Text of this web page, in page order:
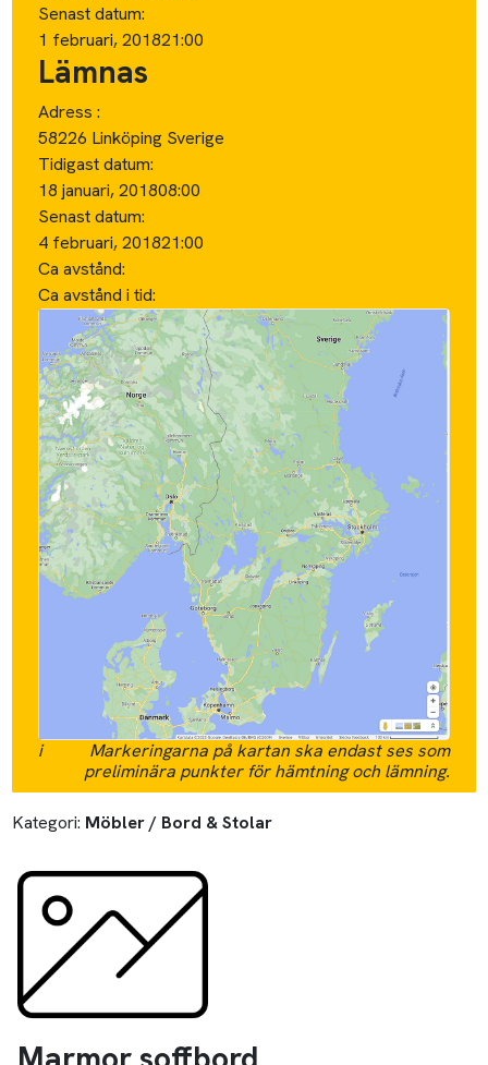
Senast datum:
1 februari, 201821:00
Lämnas
Adress :
58226 Linköping Sverige
Tidigast datum:
18 januari, 201808:00
Senast datum:
4 februari, 201821:00
Ca avstånd:
Ca avstånd i tid:
i
Markeringarna på kartan ska endast ses som
preliminära punkter för hämtning och lämning.
Kategori: Möbler / Bord & Stolar